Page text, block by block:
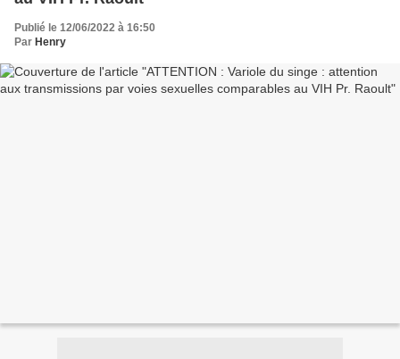
Publié le 12/06/2022 à 16:50
Par Henry